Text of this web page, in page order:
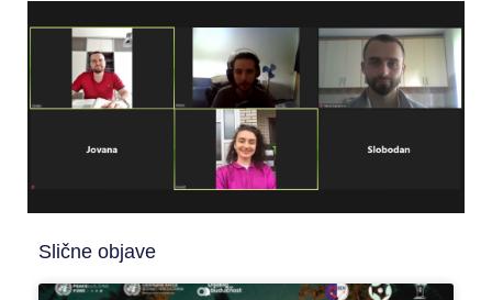
Slične objave